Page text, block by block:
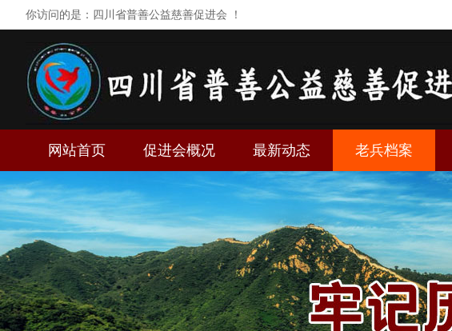
你访问的是：四川省普善公益慈善促进会 ！
网站首页 促进会概况 最新动态 老兵档案